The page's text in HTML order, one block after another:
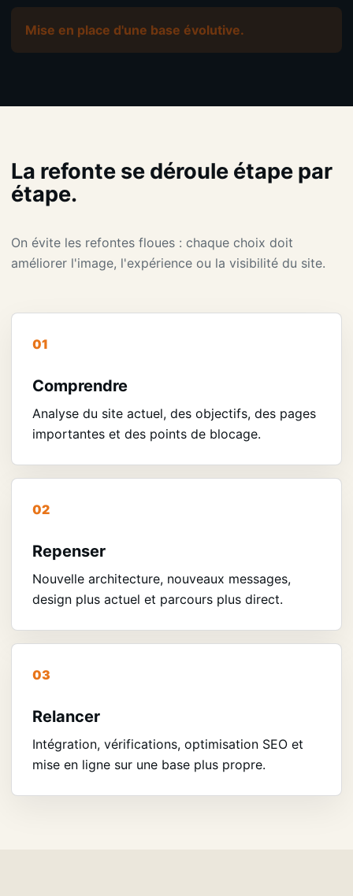
Mise en place d'une base évolutive.
La refonte se déroule étape par
étape.
On évite les refontes floues : chaque choix doit
améliorer l'image, l'expérience ou la visibilité du site.
Comprendre
Analyse du site actuel, des objectifs, des pages
importantes et des points de blocage.
Repenser
Nouvelle architecture, nouveaux messages,
design plus actuel et parcours plus direct.
Relancer
Intégration, vérifications, optimisation SEO et
mise en ligne sur une base plus propre.